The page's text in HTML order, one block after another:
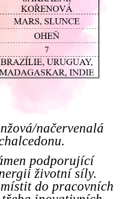
načervenalá
podporující
životní síly.
do pracovních